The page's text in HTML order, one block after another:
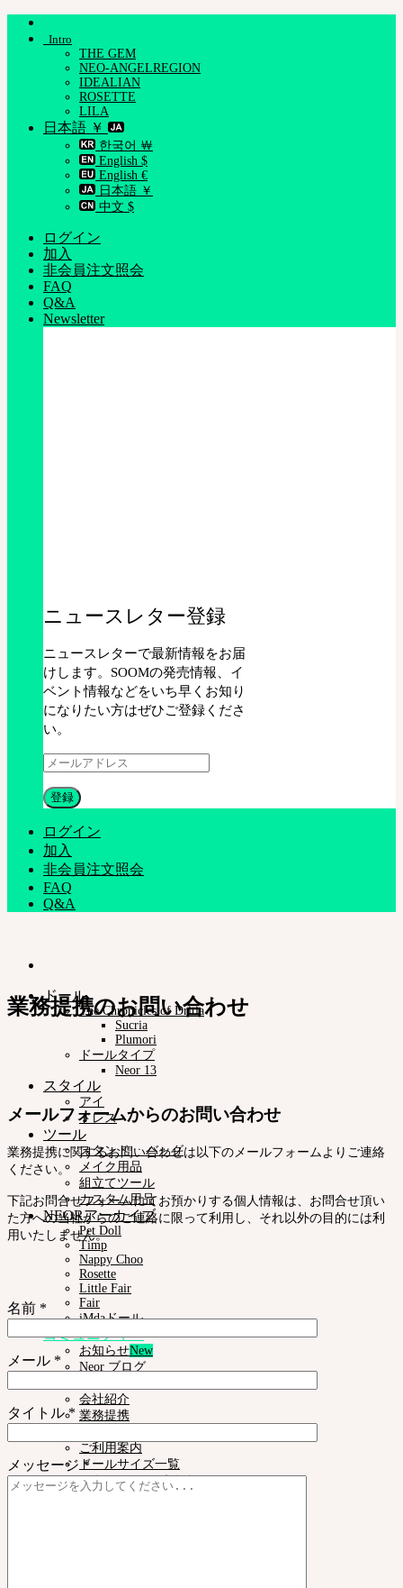
Skip
Intro
THE GEM
NEO-ANGELREGION
IDEALIAN
ROSETTE
LILA
日本語 ￥
한국어 ￦
English $
English €
日本語 ￥
中文 $
ログイン
加入
非会員注文照会
FAQ
Q&A
Newsletter
ニュースレター登録
ニュースレターで最新情報をお届
けします。SOOMの発売情報、イ
ベント情報などをいち早くお知り
になりたい方はぜひご登録くださ
い。
ログイン
加入
非会員注文照会
FAQ
Q&A
ドール
The Chronicles of Dritia
Sucria
Plumori
ドールタイプ
Neor 13
スタイル
アイ
ドレス
ツール
スタンド ㆍバッグ
メイク用品
組立てツール
カスタム用品
NEORアーカイブ
Pet Doll
Timp
Nappy Choo
Rosette
Little Fair
Fair
iMdaドール
コミュニティー
お知らせ
Neor ブログ
会社紹介
業務提携
ご利用案内
ドールサイズ一覧
スキンカラーガイド
業務提携のお問い合わせ
メールフォームからのお問い合わせ
業務提携に関するお問い合わせは以下のメールフォームよりご連絡
ください。
下記お問合せフォームにてお預かりする個人情報は、お問合せ頂い
た方への当社からのご連絡に限って利用し、それ以外の目的には利
用いたしません。
名前 *
メール *
タイトル *
メッセージ *